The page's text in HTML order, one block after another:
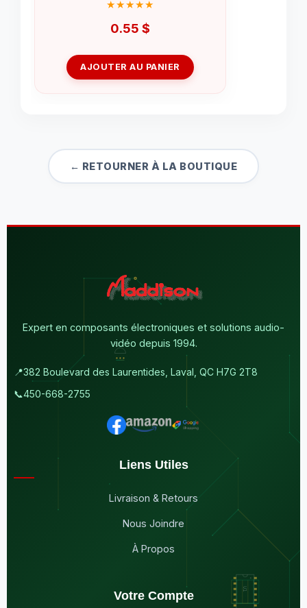
0.55 $
AJOUTER AU PANIER
← RETOURNER À LA BOUTIQUE
Expert en composants électroniques et solutions audio-
vidéo depuis 1994.
📍382 Boulevard des Laurentides, Laval, QC H7G 2T8
📞450-668-2755
Liens Utiles
Livraison & Retours
Nous Joindre
À Propos
Votre Compte